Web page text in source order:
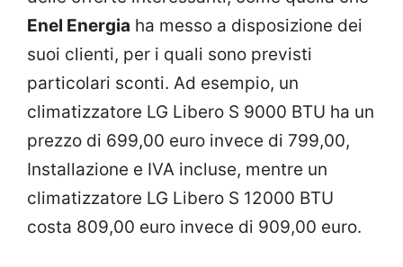
Enel Energia ha messo a disposizione dei
suoi clienti, per i quali sono previsti
particolari sconti. Ad esempio, un
climatizzatore LG Libero S 9000 BTU ha un
prezzo di 699,00 euro invece di 799,00,
Installazione e IVA incluse, mentre un
climatizzatore LG Libero S 12000 BTU
costa 809,00 euro invece di 909,00 euro.